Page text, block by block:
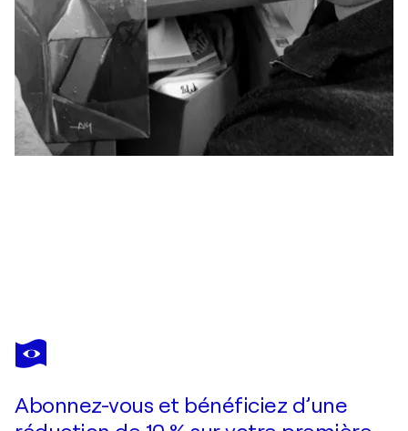
PHILIPPE ABRIL
Eco-Système
Abonnez-vous et bénéficiez d’une